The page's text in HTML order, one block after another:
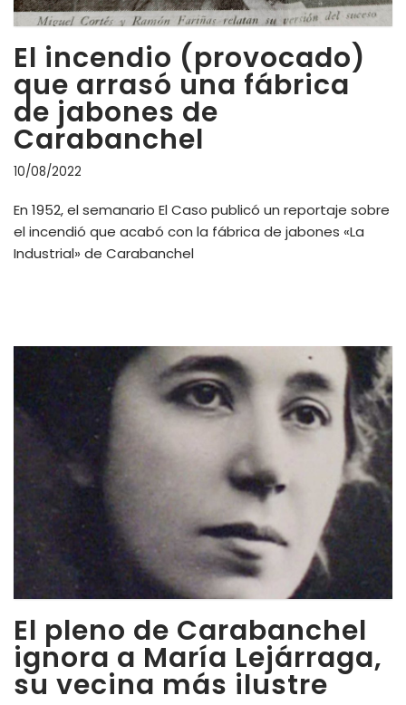
El incendio (provocado)
que arrasó una fábrica
de jabones de
Carabanchel
10/08/2022
En 1952, el semanario El Caso publicó un reportaje sobre
el incendió que acabó con la fábrica de jabones «La
Industrial» de Carabanchel
El pleno de Carabanchel
ignora a María Lejárraga,
su vecina más ilustre